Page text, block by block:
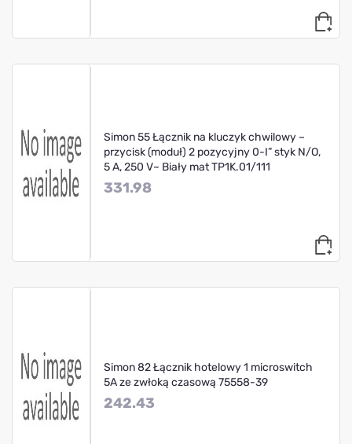
Simon 55 Łącznik na kluczyk chwilowy –
przycisk (moduł) 2 pozycyjny 0-I” styk N/O,
5 A, 250 V~ Biały mat TP1K.01/111
331.98
Simon 82 Łącznik hotelowy 1 microswitch
5A ze zwłoką czasową 75558-39
242.43